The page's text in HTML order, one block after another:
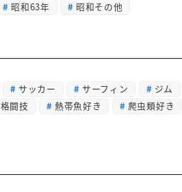
昭和63年 昭和その他
サッカー サーフィン ジム
格闘技 熱帯魚好き 爬虫類好き